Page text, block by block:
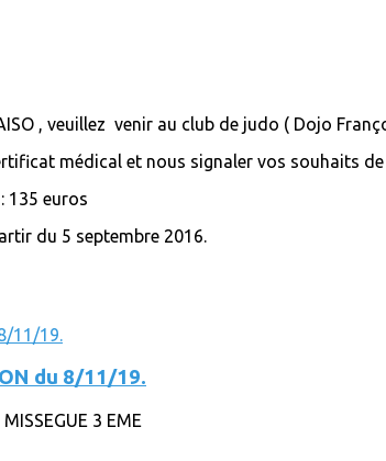
, veuillez venir au club de judo ( Dojo
médical et nous signaler vos souhaits
135 euros
du 5 septembre 2016.
du 8/11/19.
3 EME